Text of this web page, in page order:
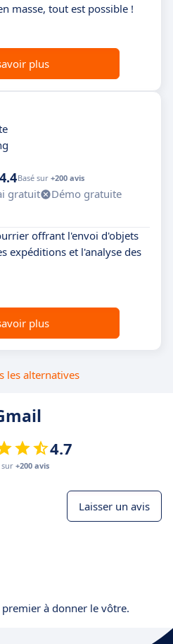
masse, tout est possible !
plus
4.4Basé sur +200 avis
gratuit
Démo gratuite
offrant l'envoi d'objets
expéditions et l'analyse des
plus
les alternatives
4.7
sur +200 avis
Laisser un avis
à donner le vôtre.